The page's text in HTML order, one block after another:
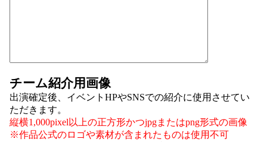
チーム紹介用画像
出演確定後、イベントHPやSNSでの紹介に使用させてい
ただきます。
縦横1,000pixel以上の正方形かつjpgまたはpng形式の画像
※作品公式のロゴや素材が含まれたものは使用不可